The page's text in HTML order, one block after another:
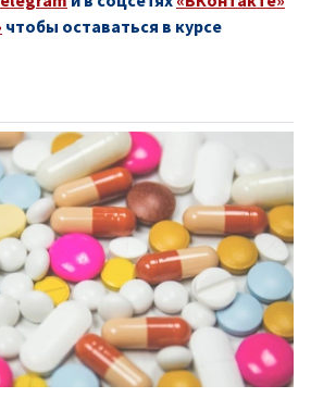
чтобы оставаться в курсе